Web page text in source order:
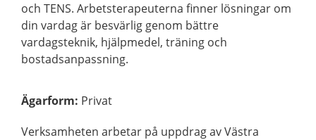
och TENS. Arbetsterapeuterna finner lösningar om
din vardag är besvärlig genom bättre
vardagsteknik, hjälpmedel, träning och
bostadsanpassning.
Ägarform: Privat
Verksamheten arbetar på uppdrag av Västra